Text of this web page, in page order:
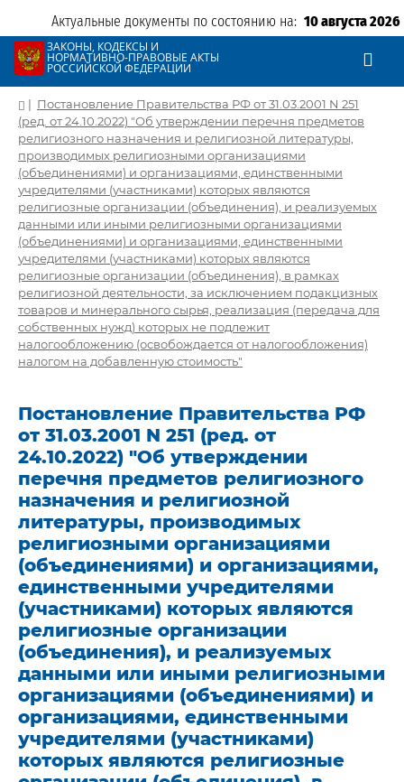
Актуальные документы по состоянию на: 10 августа 2026
ЗАКОНЫ, КОДЕКСЫ И
НОРМАТИВНО-ПРАВОВЫЕ АКТЫ
РОССИЙСКОЙ ФЕДЕРАЦИИ
| Постановление Правительства РФ от 31.03.2001 N 251
(ред. от 24.10.2022) "Об утверждении перечня предметов
религиозного назначения и религиозной литературы,
производимых религиозными организациями
(объединениями) и организациями, единственными
учредителями (участниками) которых являются
религиозные организации (объединения), и реализуемых
данными или иными религиозными организациями
(объединениями) и организациями, единственными
учредителями (участниками) которых являются
религиозные организации (объединения), в рамках
религиозной деятельности, за исключением подакцизных
товаров и минерального сырья, реализация (передача для
собственных нужд) которых не подлежит
налогообложению (освобождается от налогообложения)
налогом на добавленную стоимость"
Постановление Правительства РФ
от 31.03.2001 N 251 (ред. от
24.10.2022) "Об утверждении
перечня предметов религиозного
назначения и религиозной
литературы, производимых
религиозными организациями
(объединениями) и организациями,
единственными учредителями
(участниками) которых являются
религиозные организации
(объединения), и реализуемых
данными или иными религиозными
организациями (объединениями) и
организациями, единственными
учредителями (участниками)
которых являются религиозные